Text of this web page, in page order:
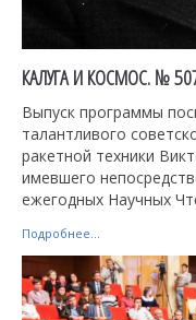
КАЛУГА И КОСМОС. №
Выпуск программы
талантливого
ракетной техники
имевшего
ежегодных Научных
Подробнее...